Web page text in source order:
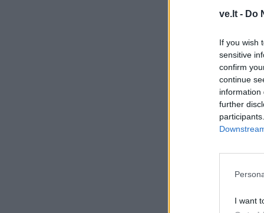
ve.lt - Do
If you wish
sensitive
confirm
continue
information
further
I want